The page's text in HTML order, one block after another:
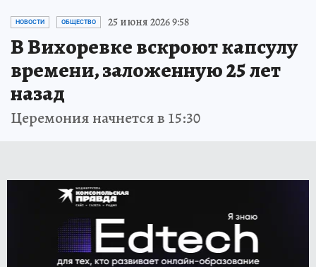
НОВОСТИ ОБЩЕСТВО 25 июня 2026 9:58
В Вихоревке вскроют капсулу
времени, заложенную 25 лет
назад
Церемония начнется в 15:30